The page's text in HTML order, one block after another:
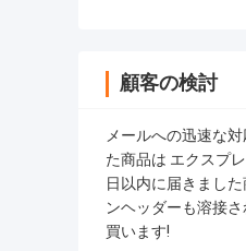
顧客の検討
メールへの迅速な
た商品は エクスプ
日以内に届きまし
ンヘッダーも溶接
買います!